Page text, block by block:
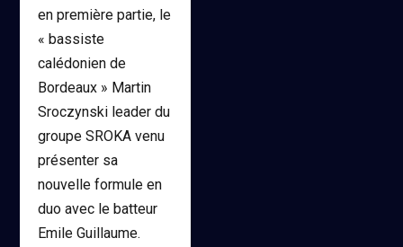
en première partie, le
« bassiste
calédonien de
Bordeaux » Martin
Sroczynski leader du
groupe SROKA venu
présenter sa
nouvelle formule en
duo avec le batteur
Emile Guillaume.